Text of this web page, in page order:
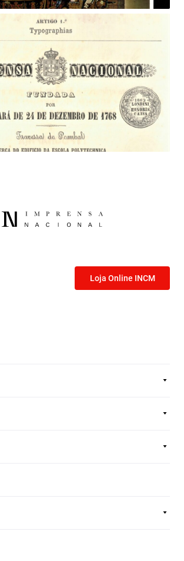
Nacional dos Coches, 1972.
Loja Online INCM